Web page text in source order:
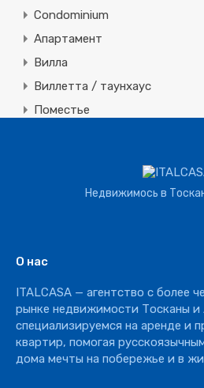
Condominium
Апартамент
Вилла
Виллетта / таунхаус
Поместье
Ресторан
Недвижимось в
О нас
ITALCASA — агентство с более
рынке недвижимости Тосканы и
специализируемся на аренде и
квартир, помогая
дома мечты на побережье и в